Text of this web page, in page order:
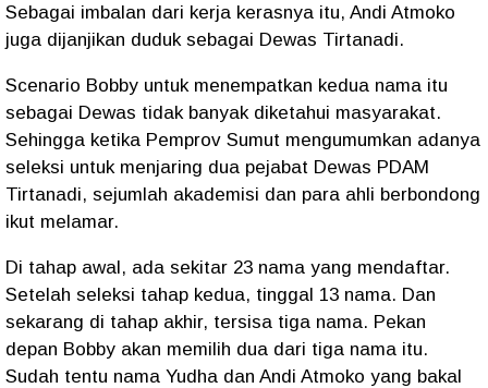
Sebagai imbalan dari kerja kerasnya itu, Andi Atmoko
juga dijanjikan duduk sebagai Dewas Tirtanadi.
Scenario Bobby untuk menempatkan kedua nama itu
sebagai Dewas tidak banyak diketahui masyarakat.
Sehingga ketika Pemprov Sumut mengumumkan adanya
seleksi untuk menjaring dua pejabat Dewas PDAM
Tirtanadi, sejumlah akademisi dan para ahli berbondong
ikut melamar.
Di tahap awal, ada sekitar 23 nama yang mendaftar.
Setelah seleksi tahap kedua, tinggal 13 nama. Dan
sekarang di tahap akhir, tersisa tiga nama. Pekan
depan Bobby akan memilih dua dari tiga nama itu.
Sudah tentu nama Yudha dan Andi Atmoko yang bakal